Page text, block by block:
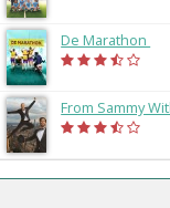
De Marathon
From Sammy